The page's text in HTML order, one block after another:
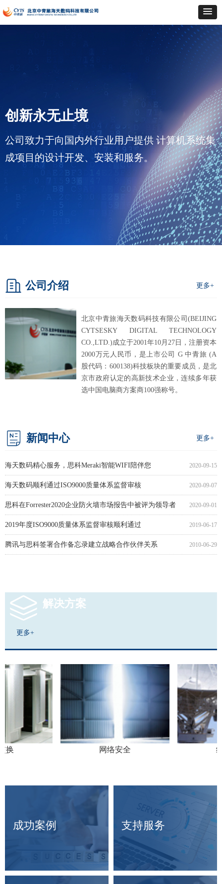
创新永无止境
公司致力于向国内外行业用户提供 计算机系统集
成项目的设计开发、安装和服务。
公司介绍 更多+
北京中青旅海天数码科技有限公司(BEIJING
CYTSESKY DIGITAL TECHNOLOGY
CO.,LTD.)成立于2001年10月27日，注册资本
2000万元人民币，是上市公司 G 中青旅 (A
股代码：600138)科技板块的重要成员，是北
京市政府认定的高新技术企业，连续多年获
选中国电脑商方案商100强称号。
新闻中心 更多+
荣获2021年度“思科合作伙伴杰出贡献奖”
2020-09-15
海天数码精心服务，思科Meraki智能WIFI陪伴您
2020-09-07
海天数码顺利通过ISO9000质量体系监督审核
2020-09-01
思科在Forrester2020企业防火墙市场报告中被评为领导者
2019-06-17
2019年度ISO9000质量体系监督审核顺利通过
2010-06-29
腾讯与思科签署合作备忘录建立战略合作伙伴关系
广电展思科携创新视频解决方案亮相
思科全球高级服务支持中心入驻大连软件园
解决方案
更多+
网络安全
成功案例 支持服务